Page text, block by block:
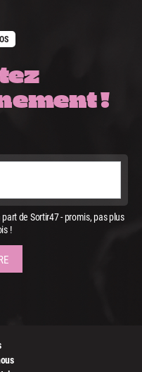
!
de Sortir47 - promis, pas plus
!